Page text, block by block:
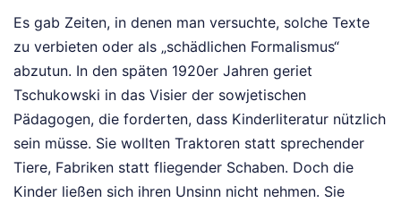
Es gab Zeiten, in denen man versuchte, solche Texte
zu verbieten oder als „schädlichen Formalismus“
abzutun. In den späten 1920er Jahren geriet
Tschukowski in das Visier der sowjetischen
Pädagogen, die forderten, dass Kinderliteratur nützlich
sein müsse. Sie wollten Traktoren statt sprechender
Tiere, Fabriken statt fliegender Schaben. Doch die
Kinder ließen sich ihren Unsinn nicht nehmen. Sie